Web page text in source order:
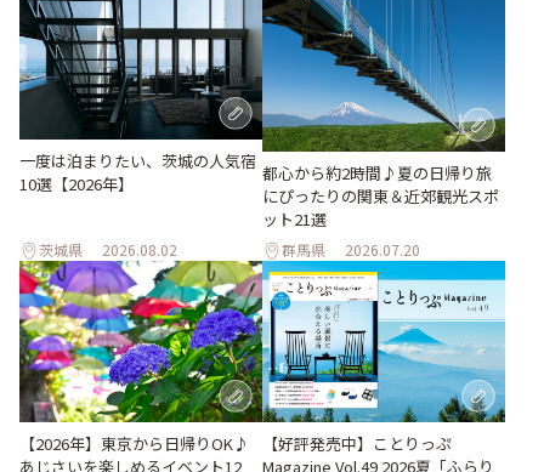
一度は泊まりたい、茨城の人気宿
10選【2026年】
茨城県 2026.08.02
都心から約2時間♪夏の日帰り旅
にぴったりの関東＆近郊観光スポ
ット21選
群馬県 2026.07.20
【2026年】東京から日帰りOK♪
あじさいを楽しめるイベント12
【好評発売中】ことりっぷ
Magazine Vol.49 2026夏「ふらり